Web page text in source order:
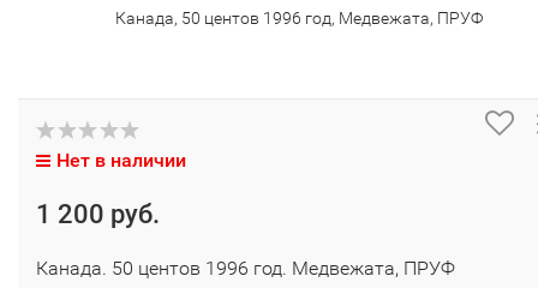
Канада, 50 центов 1996 год, Медвежата, ПРУФ
Нет в наличии
1 200 руб.
Канада. 50 центов 1996 год. Медвежата, ПРУФ